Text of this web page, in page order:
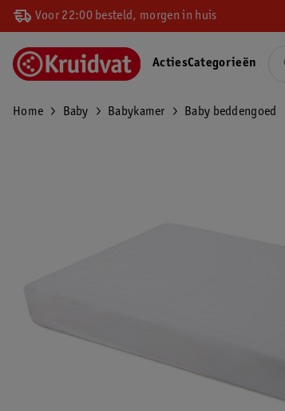
Voor 22:00 besteld, morgen in huis
ActiesCategorieën
Home Baby Babykamer Baby beddengoed